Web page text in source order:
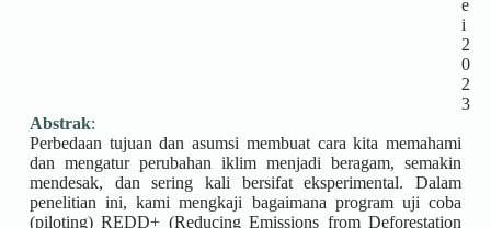
e
i
2
0
2
3
Abstrak:
Perbedaan tujuan dan asumsi membuat cara kita memahami
dan mengatur perubahan iklim menjadi beragam, semakin
mendesak, dan sering kali bersifat eksperimental. Dalam
penelitian ini, kami mengkaji bagaimana program uji coba
(piloting) REDD+ (Reducing Emissions from Deforestation